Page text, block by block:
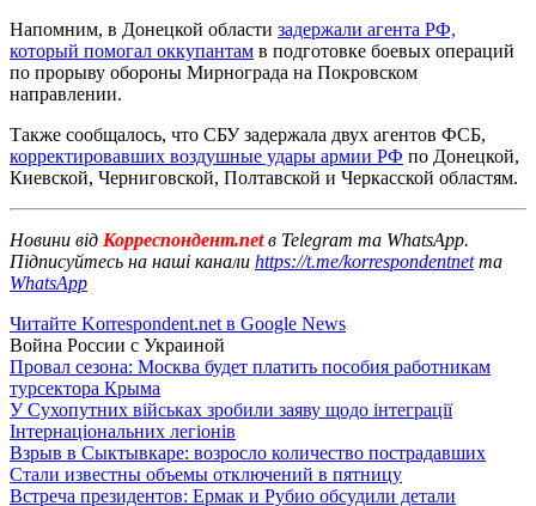
Напомним, в Донецкой области задержали агента РФ,
который помогал оккупантам в подготовке боевых операций
по прорыву обороны Мирнограда на Покровском
направлении.
Также сообщалось, что СБУ задержала двух агентов ФСБ,
корректировавших воздушные удары армии РФ по Донецкой,
Киевской, Черниговской, Полтавской и Черкасской областям.
Новини від Корреспондент.netв Telegram та WhatsApp.
Підписуйтесь на наші канали https://t.me/korrespondentnetта
WhatsApp
Читайте Korrespondent.net в Google News
Война России с Украиной
Провал сезона: Москва будет платить пособия работникам
турсектора Крыма
У Сухопутних військах зробили заяву щодо інтеграції
Інтернаціональних легіонів
Взрыв в Сыктывкаре: возросло количество пострадавших
Стали известны объемы отключений в пятницу
Встреча президентов: Ермак и Рубио обсудили детали